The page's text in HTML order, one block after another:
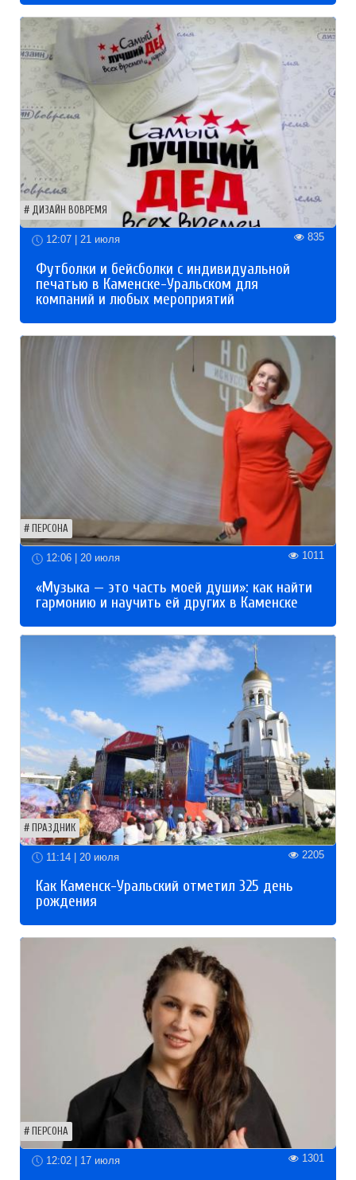
ДИЗАЙН ВОВРЕМЯ
12:07 | 21 июля 835
Футболки и бейсболки с индивидуальной
печатью в Каменске-Уральском для
компаний и любых мероприятий
ПЕРСОНА
12:06 | 20 июля 1011
«Музыка — это часть моей души»: как найти
гармонию и научить ей других в Каменске
ПРАЗДНИК
11:14 | 20 июля 2205
Как Каменск-Уральский отметил 325 день
рождения
ПЕРСОНА
12:02 | 17 июля 1301